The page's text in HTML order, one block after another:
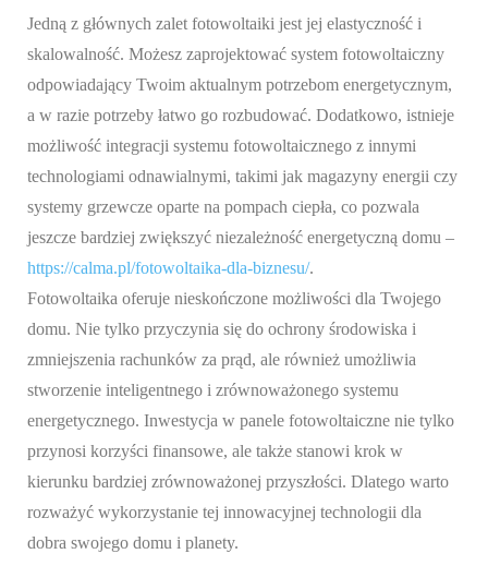
Jedną z głównych zalet fotowoltaiki jest jej elastyczność i
skalowalność. Możesz zaprojektować system fotowoltaiczny
odpowiadający Twoim aktualnym potrzebom energetycznym,
a w razie potrzeby łatwo go rozbudować. Dodatkowo, istnieje
możliwość integracji systemu fotowoltaicznego z innymi
technologiami odnawialnymi, takimi jak magazyny energii czy
systemy grzewcze oparte na pompach ciepła, co pozwala
jeszcze bardziej zwiększyć niezależność energetyczną domu –
https://calma.pl/fotowoltaika-dla-biznesu/.
Fotowoltaika oferuje nieskończone możliwości dla Twojego
domu. Nie tylko przyczynia się do ochrony środowiska i
zmniejszenia rachunków za prąd, ale również umożliwia
stworzenie inteligentnego i zrównoważonego systemu
energetycznego. Inwestycja w panele fotowoltaiczne nie tylko
przynosi korzyści finansowe, ale także stanowi krok w
kierunku bardziej zrównoważonej przyszłości. Dlatego warto
rozważyć wykorzystanie tej innowacyjnej technologii dla
dobra swojego domu i planety.